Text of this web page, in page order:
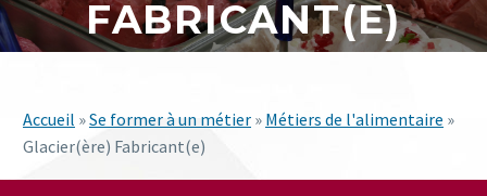
FABRICANT(E)
Accueil »Se former à un métier » Métiers de l'alimentaire »
Glacier(ère) Fabricant(e)